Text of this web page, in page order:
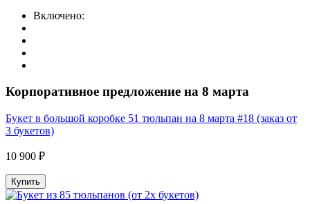
Включено:
Корпоративное предложение на 8 марта
Букет в большой коробке 51 тюльпан на 8 марта #18 (заказ от
3 букетов)
10 900 ₽
Купить